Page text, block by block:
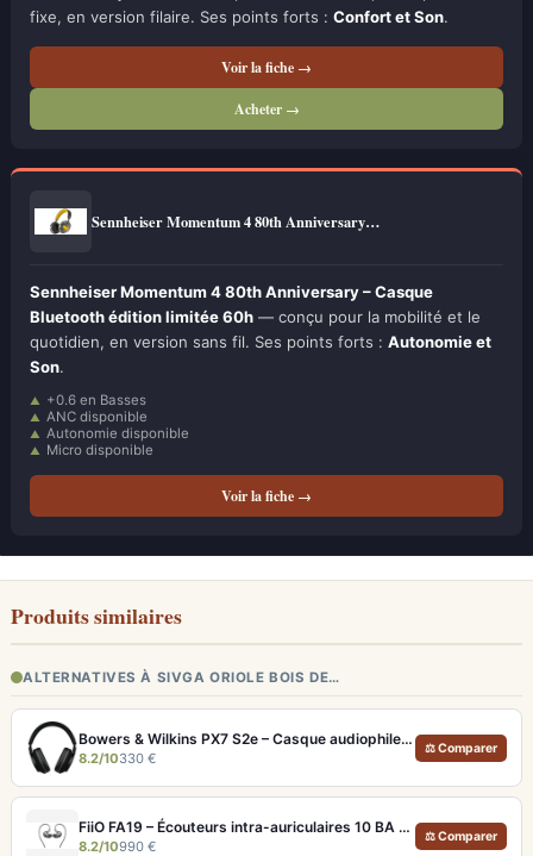
fixe, en version filaire. Ses points forts : Confort et Son.
Voir la fiche →
Acheter →
Sennheiser Momentum 4 80th Anniversary…
Sennheiser Momentum 4 80th Anniversary – Casque
Bluetooth édition limitée 60h — conçu pour la mobilité et le
quotidien, en version sans fil. Ses points forts : Autonomie et
Son.
+0.6 en Basses
ANC disponible
Autonomie disponible
Micro disponible
Voir la fiche →
Produits similaires
ALTERNATIVES À SIVGA ORIOLE BOIS DE…
Bowers & Wilkins PX7 S2e – Casque audiophile sans fil ANC 30h
8.2/10330 €
⚖ Comparer
FiiO FA19 – Écouteurs intra-auriculaires 10 BA Knowles avec technologie S.Turbo
8.2/10990 €
⚖ Comparer